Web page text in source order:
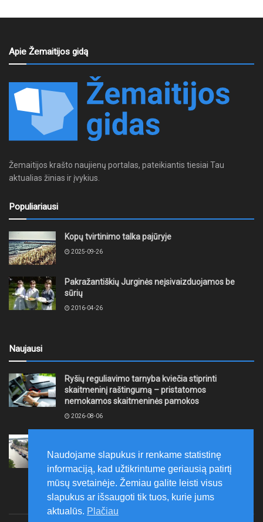
Apie Žemaitijos gidą
Žemaitijos krašto naujienų portalas, pateikiantis tiesiai Tau
aktualias žinias ir įvykius.
Populiariausi
Kopų tvirtinimo talka pajūryje
2025-09-26
Pakražantiškių Jurginės neįsivaizduojamos be
sūrių
2016-04-26
Naujausi
Ryšių reguliavimo tarnyba kviečia stiprinti
skaitmeninį raštingumą – pristatomos
nemokamos skaitmeninės pamokos
2026-08-06
Klaipėdoje juda į priekį
2026-08-06
Naudojame slapukus ir renkame statistinę
informaciją, kad užtikrintume geriausią patirtį
mūsų svetainėje. Žemiau galite leisti visus
slapukus ar išsaugoti tik tuos, kurie jums
aktualūs. Plačiau